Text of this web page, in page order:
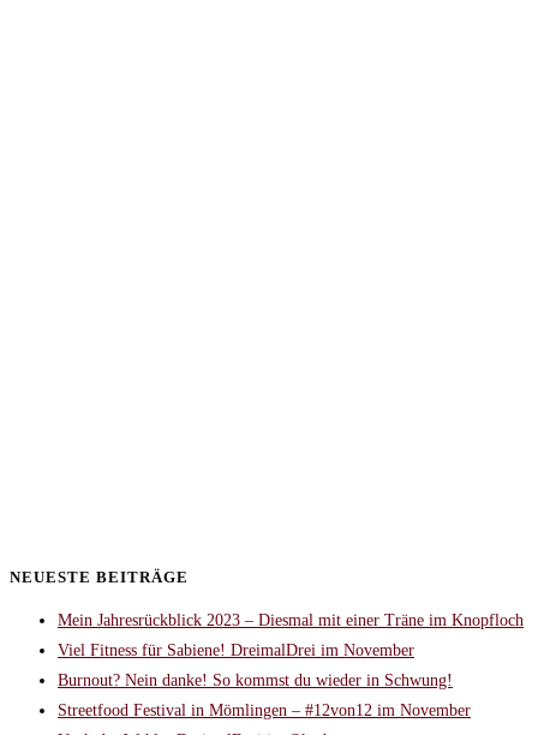
NEUESTE BEITRÄGE
Mein Jahresrückblick 2023 – Diesmal mit einer Träne im Knopfloch
Viel Fitness für Sabiene! DreimalDrei im November
Burnout? Nein danke! So kommst du wieder in Schwung!
Streetfood Festival in Mömlingen – #12von12 im November